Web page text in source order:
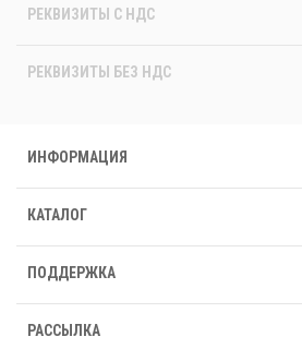
РЕКВИЗИТЫ C НДС
РЕКВИЗИТЫ БЕЗ НДС
ИНФОРМАЦИЯ
КАТАЛОГ
ПОДДЕРЖКА
РАССЫЛКА